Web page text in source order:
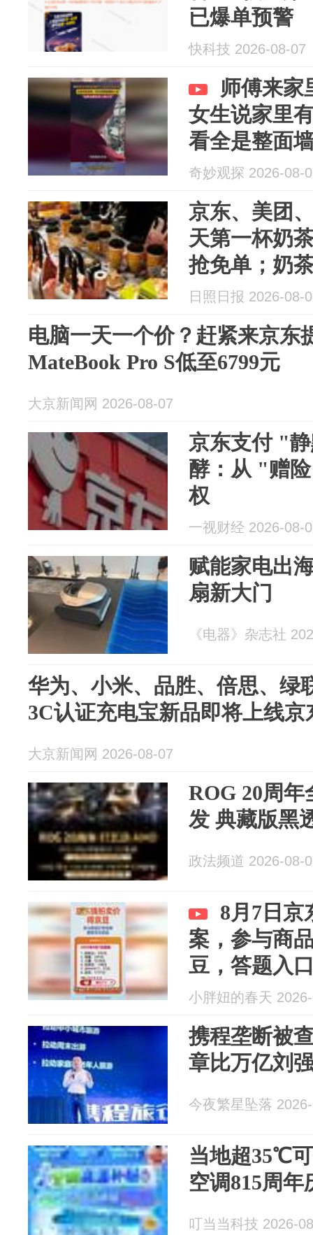
已爆单预警
快科技 2026-08-07
师傅来家
女生说家里
看全是整面
就是男人的
奇妙观探 2026-08-
京东、美团
天第一杯奶
抢免单；奶
500杯，有
称今天肯定
日照日报 2026-08-
电脑一天一个价？赶紧来京东
MateBook Pro S低至6799元
大京新闻网 2026-08-07
京东支付 "
酵：从 "赠
权
一视财经 2026-08-
赋能家电出
扇新大门
《电器》杂志社
华为、小米、品胜、倍思、绿
3C认证充电宝新品即将上线京
大京新闻网 2026-08-07
ROG 20周
发 典藏版黑
政法频道 2026-08-
8月7日京
案，参与商
豆，答题入
小胖妞的春天
携程垄断被
章比万亿刘
今夜繁星坠落
当地超35℃
空调815周年
叮当当科技 2026-